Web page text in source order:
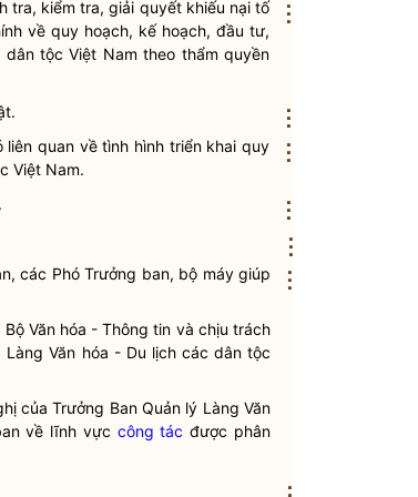
tra, kiểm tra, giải quyết khiếu nại tố
về quy hoạch, kế hoạch, đầu tư,
dân tộc Việt Nam theo thẩmquyền
.
quan về tình hình triển khai quy
Việt Nam.
các Phó Trưởng ban, bộ máy giúp
Bộ Văn hóa - Thông tin và chịu trách
Văn hóa - Du lịch các dân tộc
của Trưởng Ban Quản lý Làng Văn
về lĩnh vực công tác được phân
⋮
⋮
⋮
⋮
⋮
⋮